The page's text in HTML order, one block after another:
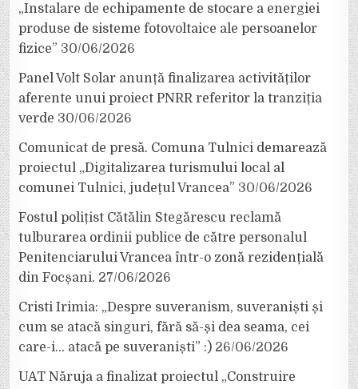
„Instalare de echipamente de stocare a energiei
produse de sisteme fotovoltaice ale persoanelor
fizice” 30/06/2026
Panel Volt Solar anunță finalizarea activităților
aferente unui proiect PNRR referitor la tranziția
verde 30/06/2026
Comunicat de presă. Comuna Tulnici demarează
proiectul „Digitalizarea turismului local al
comunei Tulnici, județul Vrancea” 30/06/2026
Fostul polițist Cătălin Stegărescu reclamă
tulburarea ordinii publice de către personalul
Penitenciarului Vrancea într-o zonă rezidențială
din Focșani. 27/06/2026
Cristi Irimia: „Despre suveranism, suveraniști și
cum se atacă singuri, fără să-și dea seama, cei
care-i… atacă pe suveraniști” :) 26/06/2026
UAT Năruja a finalizat proiectul „Construire